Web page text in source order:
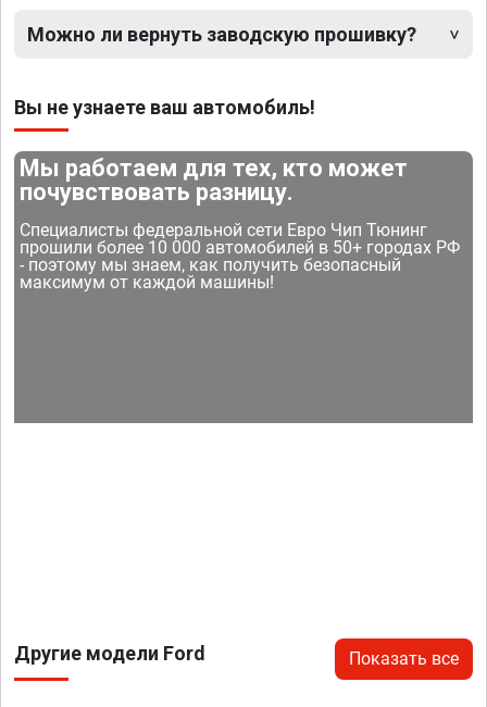
Можно ли вернуть заводскую прошивку?
Вы не узнаете ваш автомобиль!
Мы работаем для тех, кто может
почувствовать разницу.
Специалисты федеральной сети Евро Чип Тюнинг
прошили более 10 000 автомобилей в 50+ городах РФ
- поэтому мы знаем, как получить безопасный
максимум от каждой машины!
Другие модели Ford Показать все